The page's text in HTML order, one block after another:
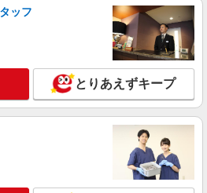
ビス看護STAFF｜面接なし！履歴書
円〜2937円＜交通費全額支給(ガソリ
)/日払い可/週払い可＞
区
詳細を見る
ッフ
とりあえずキープ